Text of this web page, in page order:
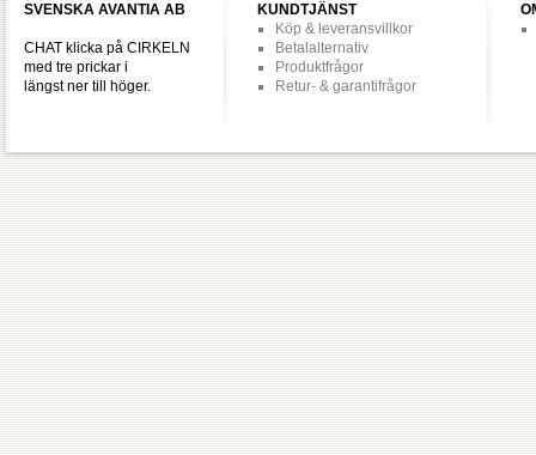
SVENSKA AVANTIA AB
CHAT klicka på CIRKELN
med tre prickar i
längst ner till höger.
KUNDTJÄNST
Köp & leveransvillkor
Betalalternativ
Produktfrågor
Retur- & garantifrågor